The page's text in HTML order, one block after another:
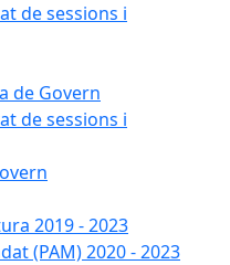
de sessions i
de Govern
de sessions i
2019 - 2023
(PAM) 2020 - 2023